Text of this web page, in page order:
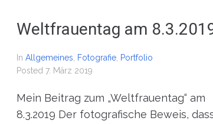
Weltfrauentag am
In Allgemeines Fotografie Portfolio
Posted 7. März 2019
Mein Beitrag zum „Weltfrauentag“ am
8.3.2019 Der fotografische Beweis,